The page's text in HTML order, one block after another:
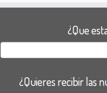
¿Que
Buscar:
¿Quieres recibir las